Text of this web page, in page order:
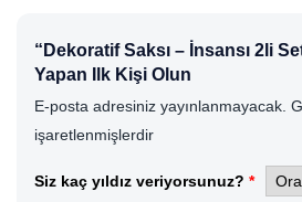
“Dekoratif Saksı – İnsansı 2li
Yapan Ilk Kişi Olun
E-posta adresiniz yayınlanmayacak.
işaretlenmişlerdir
Siz kaç yıldız veriyorsunuz? *